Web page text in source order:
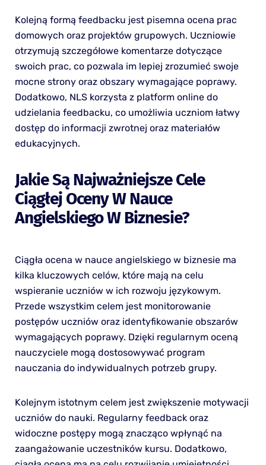
Kolejną formą feedbacku jest pisemna ocena prac
domowych oraz projektów grupowych. Uczniowie
otrzymują szczegółowe komentarze dotyczące
swoich prac, co pozwala im lepiej zrozumieć swoje
mocne strony oraz obszary wymagające poprawy.
Dodatkowo, NLS korzysta z platform online do
udzielania feedbacku, co umożliwia uczniom łatwy
dostęp do informacji zwrotnej oraz materiałów
edukacyjnych.
Jakie Są Najważniejsze Cele
Ciągłej Oceny W Nauce
Angielskiego W Biznesie?
Ciągła ocena w nauce angielskiego w biznesie ma
kilka kluczowych celów, które mają na celu
wspieranie uczniów w ich rozwoju językowym.
Przede wszystkim celem jest monitorowanie
postępów uczniów oraz identyfikowanie obszarów
wymagających poprawy. Dzięki regularnym oceną
nauczyciele mogą dostosowywać program
nauczania do indywidualnych potrzeb grupy.
Kolejnym istotnym celem jest zwiększenie motywacji
uczniów do nauki. Regularny feedback oraz
widoczne postępy mogą znacząco wpłynąć na
zaangażowanie uczestników kursu. Dodatkowo,